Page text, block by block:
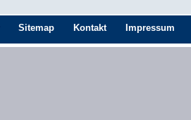
Sitemap Kontakt Impressum